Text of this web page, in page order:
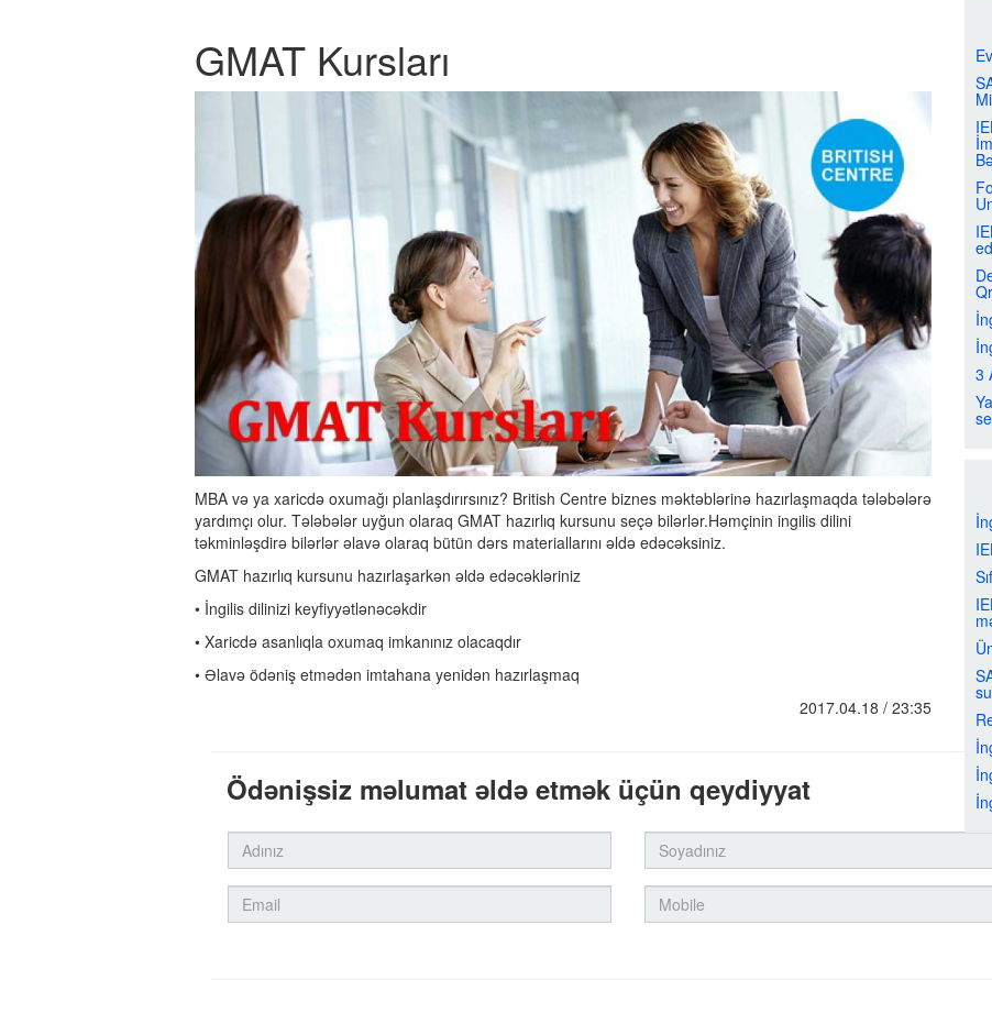
GMAT Kursları
MBA və ya xaricdə oxumağı planlaşdırırsınız? British Centre biznes məktəblərinə hazırlaşmaqda tələbələrə
yardımçı olur. Tələbələr uyğun olaraq GMAT hazırlıq kursunu seçə bilərlər.Həmçinin ingilis dilini
təkminləşdirə bilərlər əlavə olaraq bütün dərs materiallarını əldə edəcəksiniz.
GMAT hazırlıq kursunu hazırlaşarkən əldə edəcəkləriniz
• İngilis dilinizi keyfiyyətlənəcəkdir
• Xaricdə asanlıqla oxumaq imkanınız olacaqdır
• Əlavə ödəniş etmədən imtahana yenidən hazırlaşmaq
2017.04.18 / 23:35
Ödənişsiz məlumat əldə etmək üçün qeydiyyat
3